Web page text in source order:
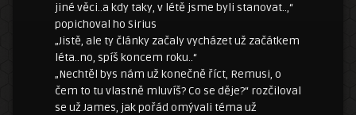
jiné věci..a kdy taky, v létě jsme byli stanovat..,“
popichoval ho Sirius
„Jistě, ale ty články začaly vycházet už začátkem
léta..no, spíš koncem roku..“
„Nechtěl bys nám už konečně říct, Remusi, o
čem to tu vlastně mluvíš? Co se děje?“ rozčiloval
se už James, jak pořád omývali téma už